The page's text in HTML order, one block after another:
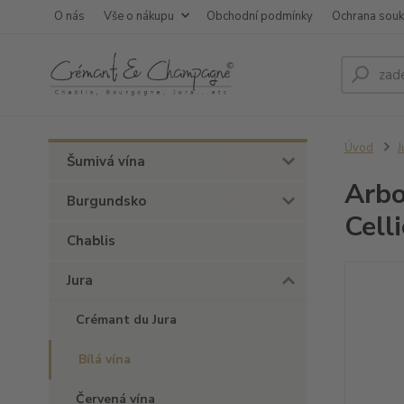
O nás Vše o nákupu Obchodní podmínky Ochrana
Šumivá vína
Burgundsko
Chablis
Jura
Crémant du Jura
Bílá vína
Červená vína
Úvod